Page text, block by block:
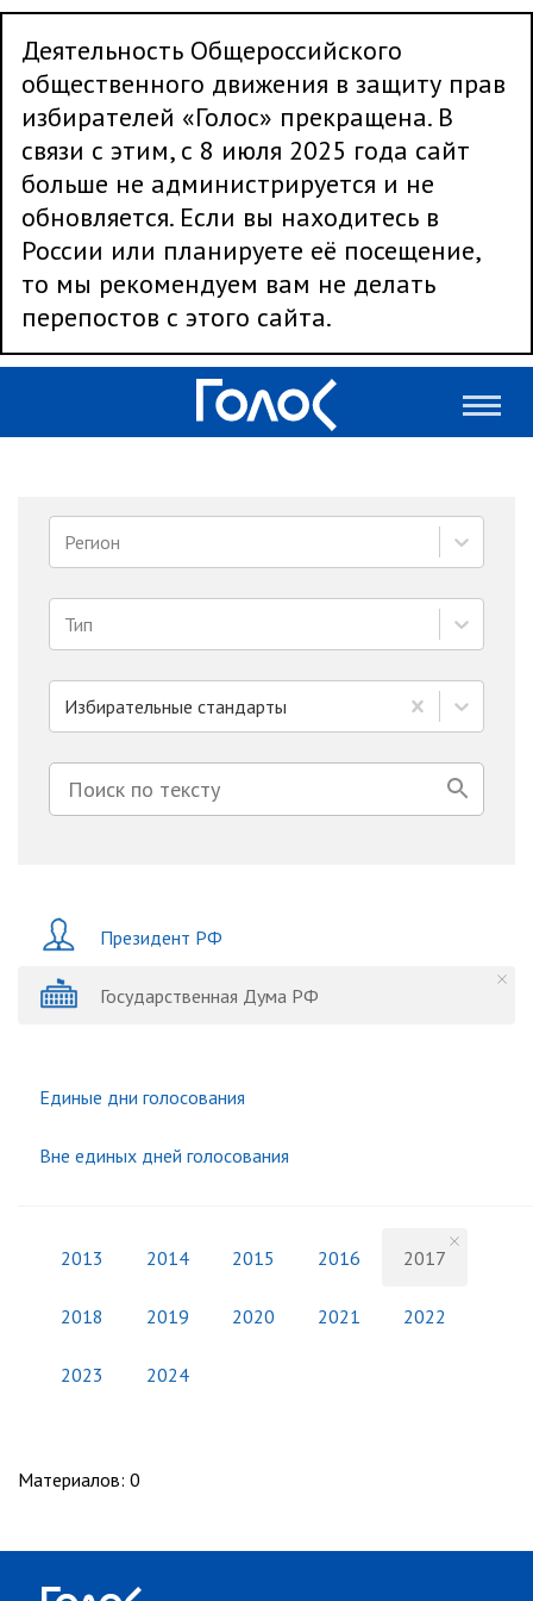
Деятельность Общероссийского
общественного движения в защиту прав
избирателей «Голос» прекращена. В
связи с этим, с 8 июля 2025 года сайт
больше не администрируется и не
обновляется. Если вы находитесь в
России или планируете её посещение,
то мы рекомендуем вам не делать
перепостов с этого сайта.
Регион
Тип
Избирательные стандарты
Президент РФ
Государственная Дума РФ
Единые дни голосования
Вне единых дней голосования
2013 2014 2015 2016 2017
2018 2019 2020 2021 2022
2023 2024
Материалов: 0